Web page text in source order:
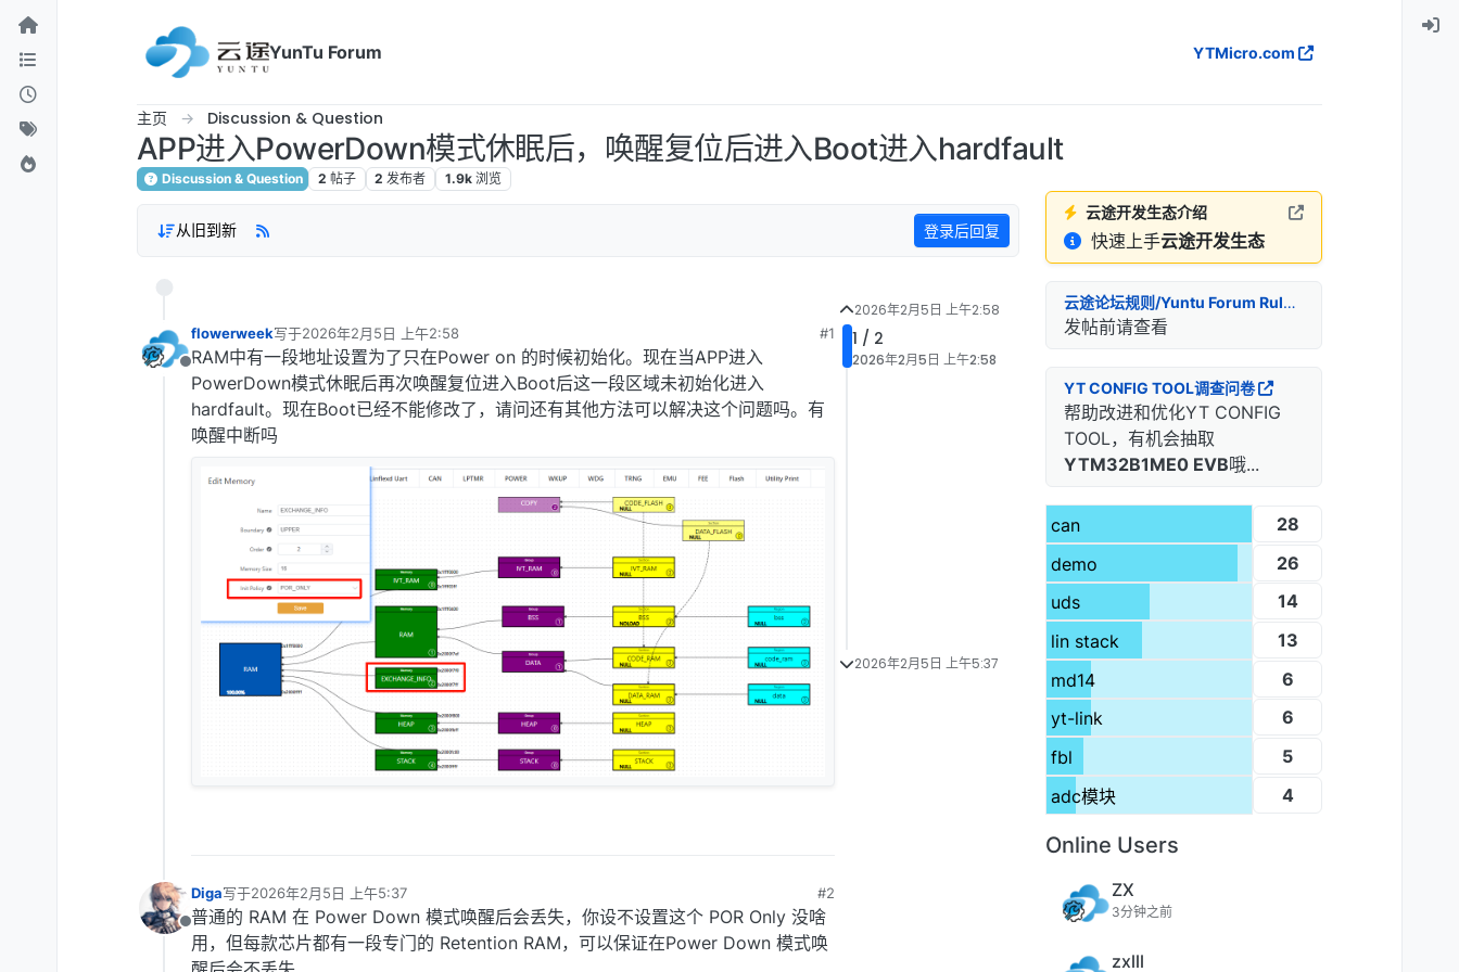
跳转至内容
YunTu Forum
YTMicro.com
主页 Discussion & Question
APP进入PowerDown模式休眠后，唤醒复位后进入Boot进入hardfault
Discussion & Question 2 帖子 2 发布者 1.9k 浏览
从旧到新 登录后回复
离线
flowerweek写于2026年2月5日 上午2:58
最后由 编辑
#1
RAM中有一段地址设置为了只在Power on 的时候初始化。现在当APP进入
PowerDown模式休眠后再次唤醒复位进入Boot后这一段区域未初始化进入
hardfault。现在Boot已经不能修改了，请问还有其他方法可以解决这个问题吗。有
唤醒中断吗
离线
Diga写于2026年2月5日 上午5:37
最后由 编辑
#2
普通的 RAM 在 Power Down 模式唤醒后会丢失，你设不设置这个 POR Only 没啥
用，但每款芯片都有一段专门的 Retention RAM，可以保证在Power Down 模式唤
2026年2月5日 上午2:58
1 / 2
2026年2月5日 上午2:58
2026年2月5日 上午5:37
云途开发生态介绍
快速上手云途开发生态
云途论坛规则/Yuntu Forum Rules
发帖前请查看
YT CONFIG TOOL调查问卷
帮助改进和优化YT CONFIG
TOOL，有机会抽取
YTM32B1ME0 EVB哦...
can
28
demo
26
uds
14
lin stack
13
md14
6
yt-link
6
fbl
5
adc模块
4
Online Users
ZX
3分钟之前
zxlll